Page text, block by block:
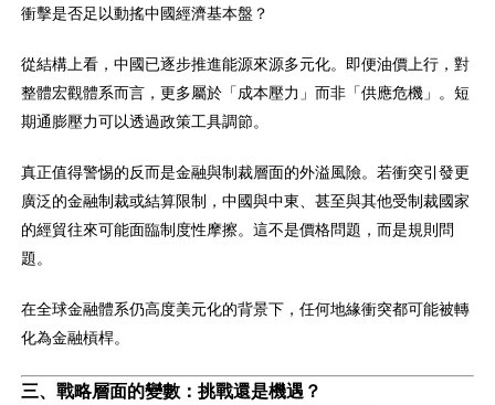
衝擊是否足以動搖中國經濟基本盤？
從結構上看，中國已逐步推進能源來源多元化。即便油價上行，對
整體宏觀體系而言，更多屬於「成本壓力」而非「供應危機」。短
期通膨壓力可以透過政策工具調節。
真正值得警惕的反而是金融與制裁層面的外溢風險。若衝突引發更
廣泛的金融制裁或結算限制，中國與中東、甚至與其他受制裁國家
的經貿往來可能面臨制度性摩擦。這不是價格問題，而是規則問
題。
在全球金融體系仍高度美元化的背景下，任何地緣衝突都可能被轉
化為金融槓桿。
三、戰略層面的變數：挑戰還是機遇？